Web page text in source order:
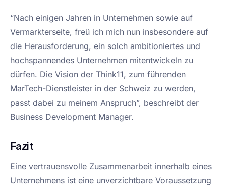
“Nach einigen Jahren in Unternehmen sowie auf
Vermarkterseite, freü ich mich nun insbesondere auf
die Herausforderung, ein solch ambitioniertes und
hochspannendes Unternehmen mitentwickeln zu
dürfen. Die Vision der Think11, zum führenden
MarTech-Dienstleister in der Schweiz zu werden,
passt dabei zu meinem Anspruch”, beschreibt der
Business Development Manager.
Fazit
Eine vertrauensvolle Zusammenarbeit innerhalb eines
Unternehmens ist eine unverzichtbare Voraussetzung